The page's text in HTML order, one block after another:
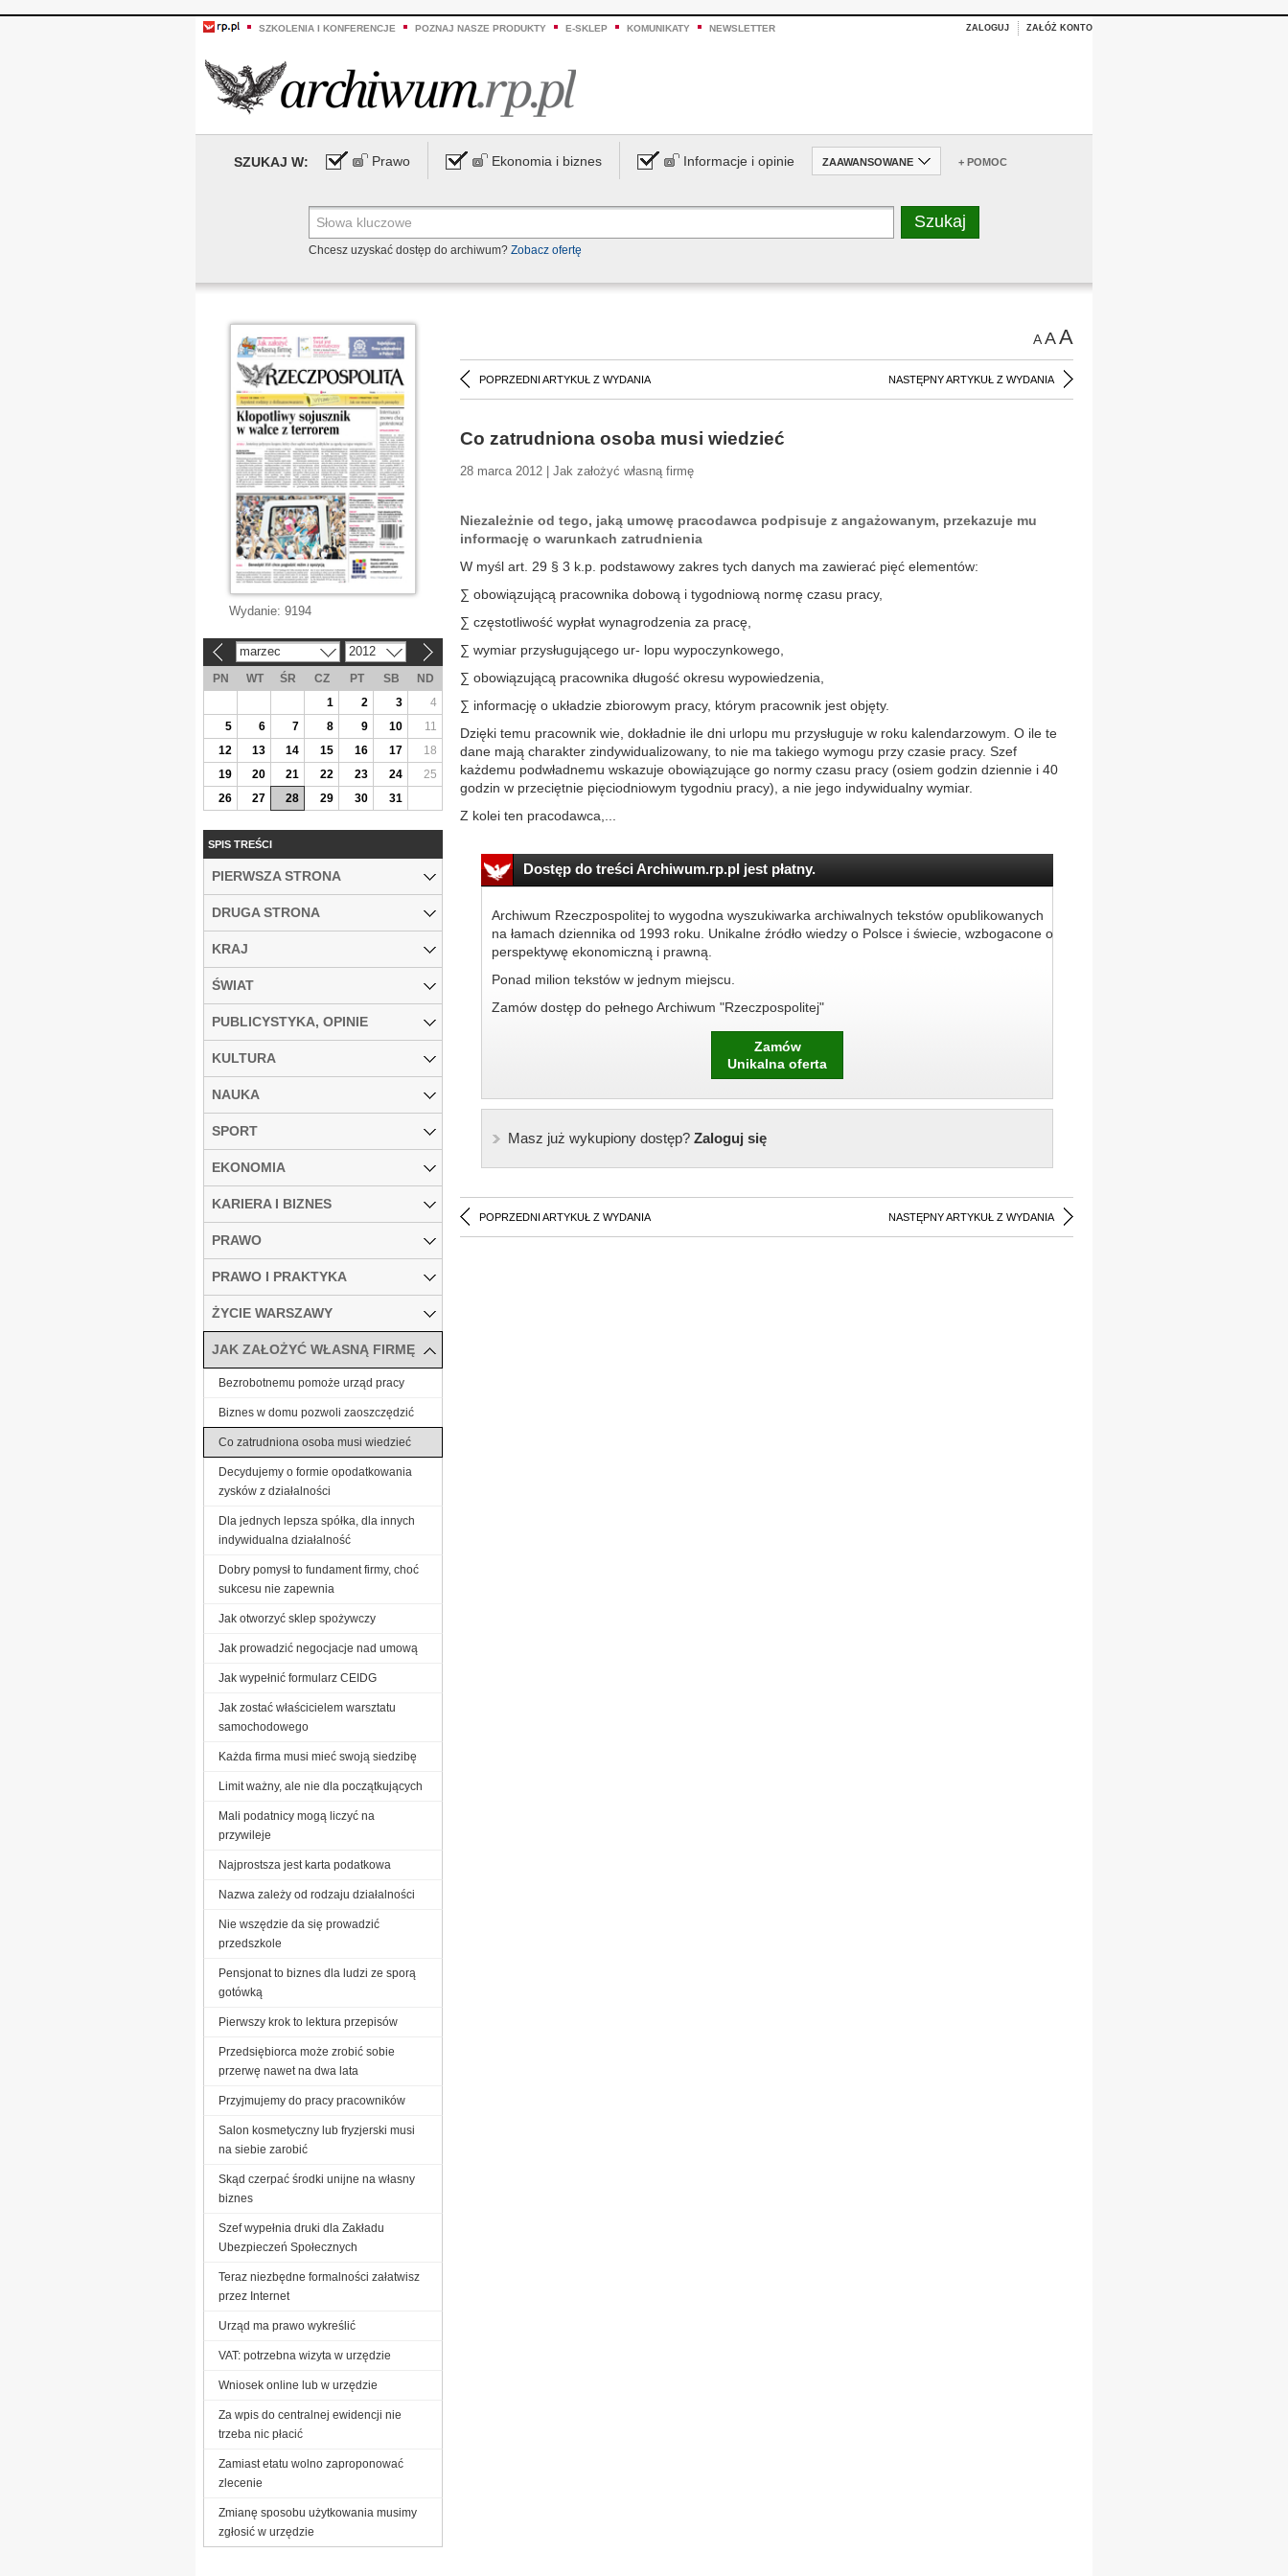
SZKOLENIA I KONFERENCJE POZNAJ NASZE PRODUKTY E-SKLEP KOMUNIKATY NEWSLETTER ZALOGUJ ZAŁÓŻ KONTO
SZUKAJ W: Prawo Ekonomia i biznes Informacje i opinie ZAAWANSOWANE + POMOC
Chcesz uzyskać dostęp do archiwum? Zobacz ofertę
AAA
POPRZEDNI ARTYKUŁ Z WYDANIA NASTĘPNY ARTYKUŁ Z WYDANIA
Co zatrudniona osoba musi wiedzieć
28 marca 2012 | Jak założyć własną firmę
Niezależnie od tego, jaką umowę pracodawca podpisuje z angażowanym, przekazuje mu
informację o warunkach zatrudnienia
W myśl art. 29 § 3 k.p. podstawowy zakres tych danych ma zawierać pięć elementów:
∑ obowiązującą pracownika dobową i tygodniową normę czasu pracy,
∑ częstotliwość wypłat wynagrodzenia za pracę,
∑ wymiar przysługującego ur- lopu wypoczynkowego,
∑ obowiązującą pracownika długość okresu wypowiedzenia,
∑ informację o układzie zbiorowym pracy, którym pracownik jest objęty.
Dzięki temu pracownik wie, dokładnie ile dni urlopu mu przysługuje w roku kalendarzowym. O ile te
dane mają charakter zindywidualizowany, to nie ma takiego wymogu przy czasie pracy. Szef
każdemu podwładnemu wskazuje obowiązujące go normy czasu pracy (osiem godzin dziennie i 40
godzin w przeciętnie pięciodniowym tygodniu pracy), a nie jego indywidualny wymiar.
Z kolei ten pracodawca,...
Dostęp do treści Archiwum.rp.pl jest płatny.
Archiwum Rzeczpospolitej to wygodna wyszukiwarka archiwalnych tekstów opublikowanych
na łamach dziennika od 1993 roku. Unikalne źródło wiedzy o Polsce i świecie, wzbogacone o
perspektywę ekonomiczną i prawną.
Ponad milion tekstów w jednym miejscu.
Zamów dostęp do pełnego Archiwum "Rzeczpospolitej"
Zamów
Unikalna oferta
Masz już wykupiony dostęp?Zaloguj się
POPRZEDNI ARTYKUŁ Z WYDANIA NASTĘPNY ARTYKUŁ Z WYDANIA
Wydanie: 9194
marzec 2012
PN WT ŚR CZ PT SB
ND
1
2 3
4
5
6 7 8 9 10
11
12
13 14 15 16 17
18
19
20 21 22 23 24
25
26
27 28 29 30 31
SPIS TREŚCI
PIERWSZA STRONA
DRUGA STRONA
KRAJ
ŚWIAT
PUBLICYSTYKA, OPINIE
KULTURA
NAUKA
SPORT
EKONOMIA
KARIERA I BIZNES
PRAWO
PRAWO I PRAKTYKA
ŻYCIE WARSZAWY
JAK ZAŁOŻYĆ WŁASNĄ FIRMĘ
Bezrobotnemu pomoże urząd pracy
Biznes w domu pozwoli zaoszczędzić
Co zatrudniona osoba musi wiedzieć
Decydujemy o formie opodatkowania
zysków z działalności
Dla jednych lepsza spółka, dla innych
indywidualna działalność
Dobry pomysł to fundament firmy, choć
sukcesu nie zapewnia
Jak otworzyć sklep spożywczy
Jak prowadzić negocjacje nad umową
Jak wypełnić formularz CEIDG
Jak zostać właścicielem warsztatu
samochodowego
Każda firma musi mieć swoją siedzibę
Limit ważny, ale nie dla początkujących
Mali podatnicy mogą liczyć na
przywileje
Najprostsza jest karta podatkowa
Nazwa zależy od rodzaju działalności
Nie wszędzie da się prowadzić
przedszkole
Pensjonat to biznes dla ludzi ze sporą
gotówką
Pierwszy krok to lektura przepisów
Przedsiębiorca może zrobić sobie
przerwę nawet na dwa lata
Przyjmujemy do pracy pracowników
Salon kosmetyczny lub fryzjerski musi
na siebie zarobić
Skąd czerpać środki unijne na własny
biznes
Szef wypełnia druki dla Zakładu
Ubezpieczeń Społecznych
Teraz niezbędne formalności załatwisz
przez Internet
Urząd ma prawo wykreślić
VAT: potrzebna wizyta w urzędzie
Wniosek online lub w urzędzie
Za wpis do centralnej ewidencji nie
trzeba nic płacić
Zamiast etatu wolno zaproponować
zlecenie
Zmianę sposobu użytkowania musimy
zgłosić w urzędzie